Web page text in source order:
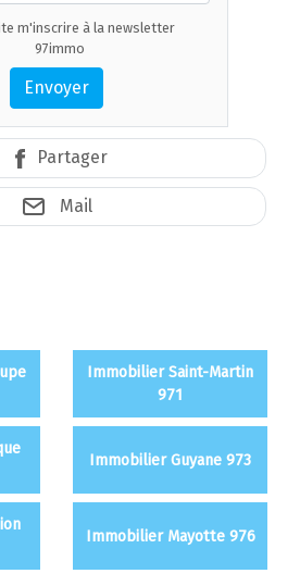
m'inscrire à la newsletter
97immo
Envoyer
Partager
Mail
Immobilier Saint-Martin
971
Immobilier Guyane 973
Immobilier Mayotte 976